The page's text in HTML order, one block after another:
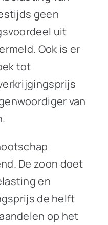
geen
uit
Ook is er
tot
van
De zoon doet
en
de helft
op het